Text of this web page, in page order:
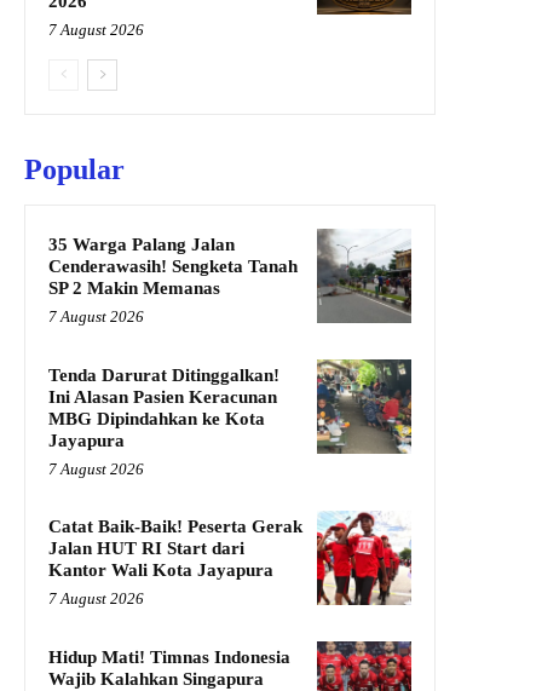
7 August 2026
Popular
35 Warga Palang Jalan
Cenderawasih! Sengketa Tanah
SP 2 Makin Memanas
7 August 2026
Tenda Darurat Ditinggalkan!
Ini Alasan Pasien Keracunan
MBG Dipindahkan ke Kota
Jayapura
7 August 2026
Catat Baik-Baik! Peserta Gerak
Jalan HUT RI Start dari
Kantor Wali Kota Jayapura
7 August 2026
Hidup Mati! Timnas Indonesia
Wajib Kalahkan Singapura